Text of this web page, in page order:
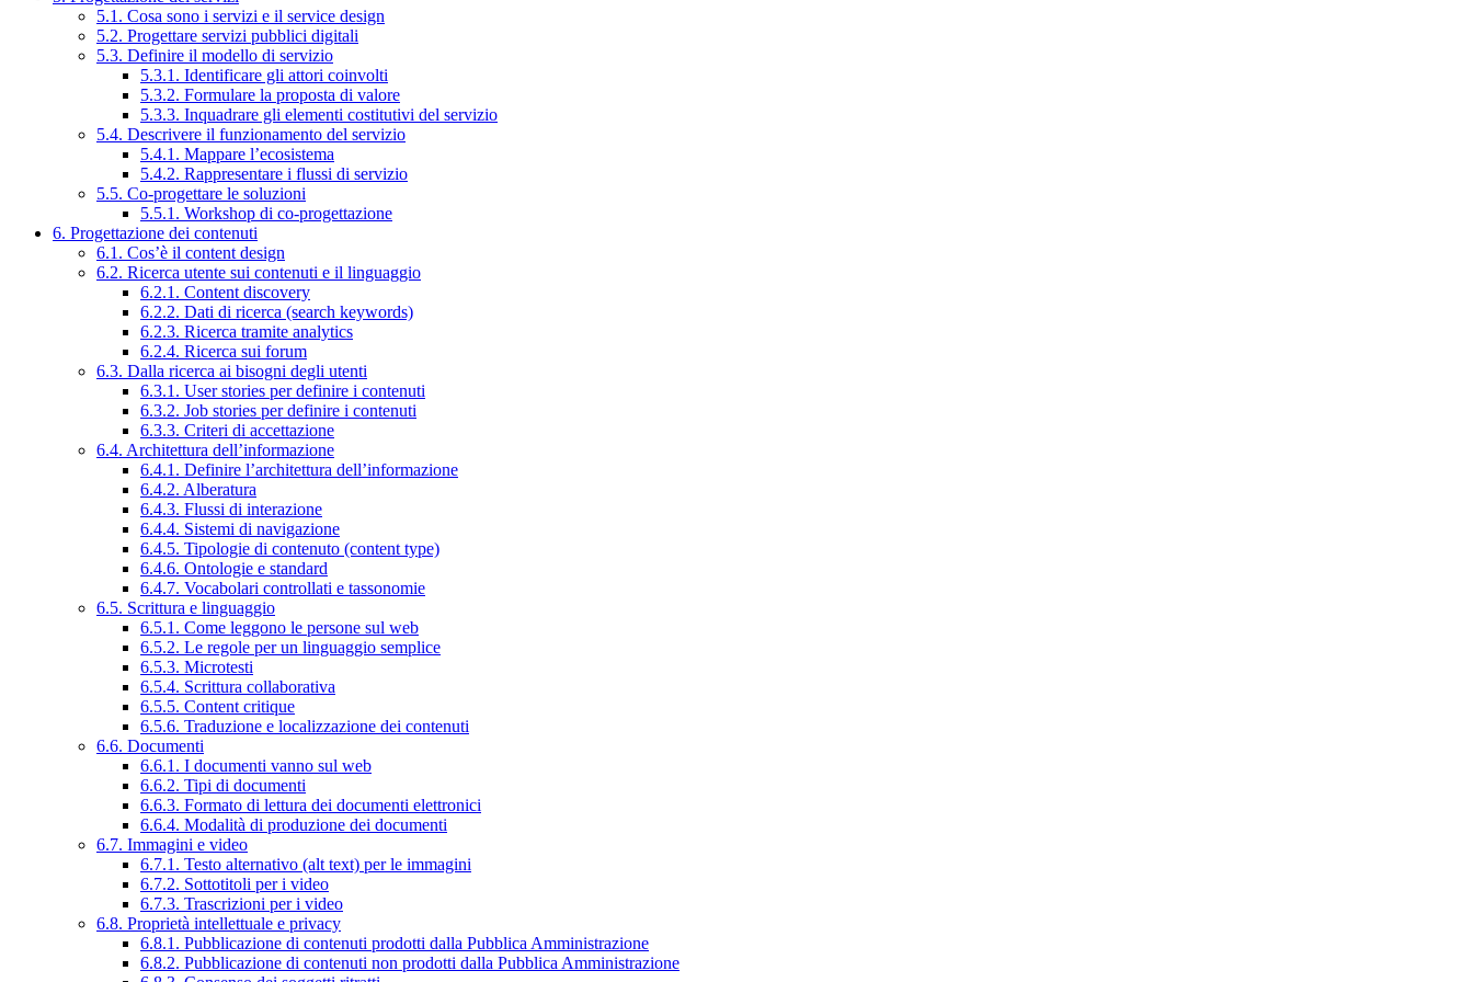
5.1. Cosa sono i servizi e il service design
5.2. Progettare servizi pubblici digitali
5.3. Definire il modello di servizio
5.3.1. Identificare gli attori coinvolti
5.3.2. Formulare la proposta di valore
5.3.3. Inquadrare gli elementi costitutivi del servizio
5.4. Descrivere il funzionamento del servizio
5.4.1. Mappare l’ecosistema
5.4.2. Rappresentare i flussi di servizio
5.5. Co-progettare le soluzioni
5.5.1. Workshop di co-progettazione
6. Progettazione dei contenuti
6.1. Cos’è il content design
6.2. Ricerca utente sui contenuti e il linguaggio
6.2.1. Content discovery
6.2.2. Dati di ricerca (search keywords)
6.2.3. Ricerca tramite analytics
6.2.4. Ricerca sui forum
6.3. Dalla ricerca ai bisogni degli utenti
6.3.1. User stories per definire i contenuti
6.3.2. Job stories per definire i contenuti
6.3.3. Criteri di accettazione
6.4. Architettura dell’informazione
6.4.1. Definire l’architettura dell’informazione
6.4.2. Alberatura
6.4.3. Flussi di interazione
6.4.4. Sistemi di navigazione
6.4.5. Tipologie di contenuto (content type)
6.4.6. Ontologie e standard
6.4.7. Vocabolari controllati e tassonomie
6.5. Scrittura e linguaggio
6.5.1. Come leggono le persone sul web
6.5.2. Le regole per un linguaggio semplice
6.5.3. Microtesti
6.5.4. Scrittura collaborativa
6.5.5. Content critique
6.5.6. Traduzione e localizzazione dei contenuti
6.6. Documenti
6.6.1. I documenti vanno sul web
6.6.2. Tipi di documenti
6.6.3. Formato di lettura dei documenti elettronici
6.6.4. Modalità di produzione dei documenti
6.7. Immagini e video
6.7.1. Testo alternativo (alt text) per le immagini
6.7.2. Sottotitoli per i video
6.7.3. Trascrizioni per i video
6.8. Proprietà intellettuale e privacy
6.8.1. Pubblicazione di contenuti prodotti dalla Pubblica Amministrazione
6.8.2. Pubblicazione di contenuti non prodotti dalla Pubblica Amministrazione